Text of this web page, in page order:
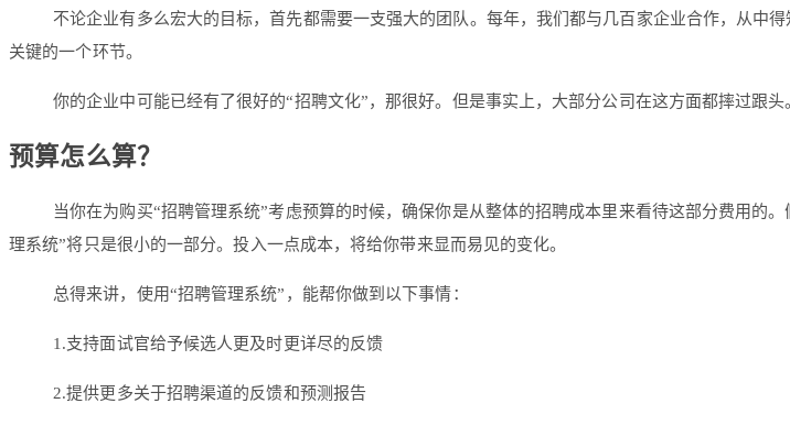
不论企业有多么宏大的目标，首先都需要一支强大的团队。每年，我们都与几百家企业合作，从中
关键的一个环节。
你的企业中可能已经有了很好的“招聘文化”，那很好。但是事实上，大部分公司在这方面都摔过跟
预算怎么算？
当你在为购买“招聘管理系统”考虑预算的时候，确保你是从整体的招聘成本里来看待这部分费用的
理系统”将只是很小的一部分。投入一点成本，将给你带来显而易见的变化。
总得来讲，使用“招聘管理系统”，能帮你做到以下事情：
1.支持面试官给予候选人更及时更详尽的反馈
2.提供更多关于招聘渠道的反馈和预测报告